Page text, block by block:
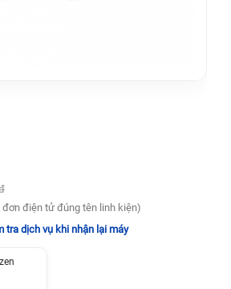
đơn điện tử đúng tên linh kiện)
tra dịch vụ khi nhận lại máy